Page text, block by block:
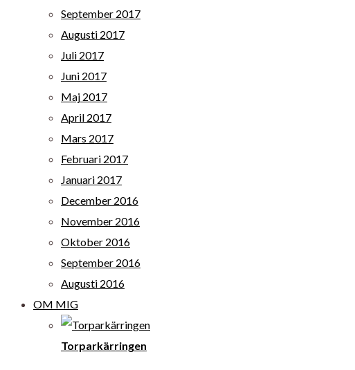
September 2017
Augusti 2017
Juli 2017
Juni 2017
Maj 2017
April 2017
Mars 2017
Februari 2017
Januari 2017
December 2016
November 2016
Oktober 2016
September 2016
Augusti 2016
OM MIG
Torparkärringen